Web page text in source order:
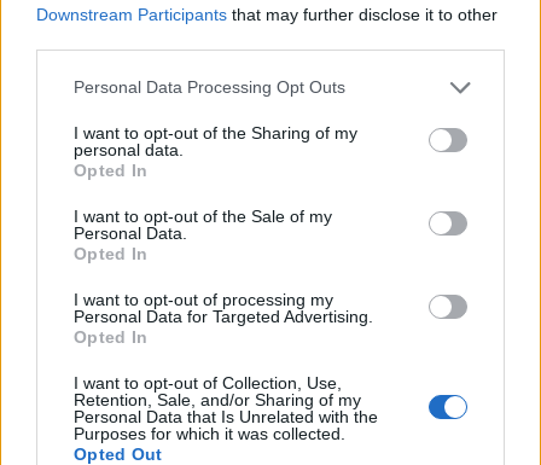
Downstream Participants that may further disclose it to other
Personal Data Processing Opt Outs
I want to opt-out of the Sharing of my
personal data.
Opted In
I want to opt-out of the Sale of my
Personal Data.
Opted In
I want to opt-out of processing my
Personal Data for Targeted Advertising.
Opted In
I want to opt-out of Collection, Use,
Retention, Sale, and/or Sharing of my
Personal Data that Is Unrelated with the
Purposes for which it was collected.
Opted Out
Autore
Redazione Fantacalcio.it